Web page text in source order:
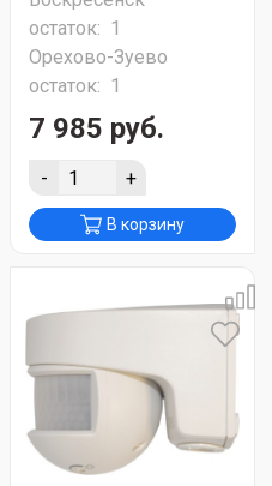
остаток: 1
Орехово-Зуево
остаток: 1
7 985 руб.
- +
В корзину